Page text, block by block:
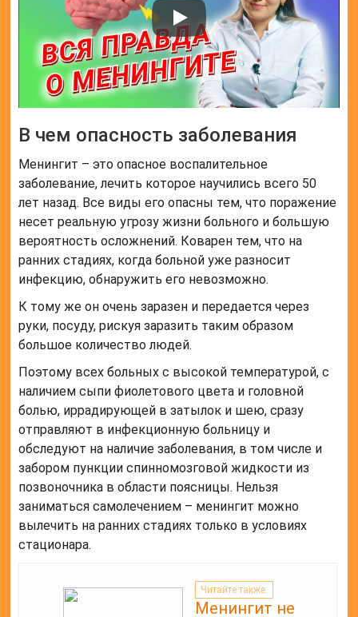
В чем опасность заболевания
Менингит – это опасное воспалительное
заболевание, лечить которое научились всего 50
лет назад. Все виды его опасны тем, что поражение
несет реальную угрозу жизни больного и большую
вероятность осложнений. Коварен тем, что на
ранних стадиях, когда больной уже разносит
инфекцию, обнаружить его невозможно.
К тому же он очень заразен и передается через
руки, посуду, рискуя заразить таким образом
большое количество людей.
Поэтому всех больных с высокой температурой, с
наличием сыпи фиолетового цвета и головной
болью, иррадирующей в затылок и шею, сразу
отправляют в инфекционную больницу и
обследуют на наличие заболевания, в том числе и
забором пункции спинномозговой жидкости из
позвоночника в области поясницы. Нельзя
заниматься самолечением – менингит можно
вылечить на ранних стадиях только в условиях
стационара.
Читайте также:
Менингит не